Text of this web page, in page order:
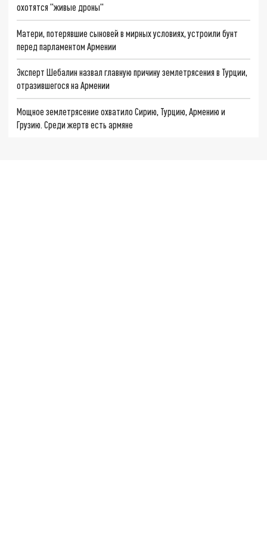
охотятся "живые дроны"
Матери, потерявшие сыновей в мирных условиях, устроили бунт
перед парламентом Армении
Эксперт Шебалин назвал главную причину землетрясения в Турции,
отразившегося на Армении
Мощное землетрясение охватило Сирию, Турцию, Армению и
Грузию. Среди жертв есть армяне